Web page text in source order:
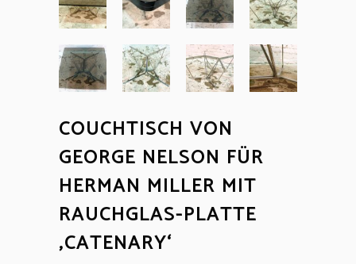
COUCHTISCH VON
GEORGE NELSON FÜR
HERMAN MILLER MIT
RAUCHGLAS-PLATTE
‚CATENARY‘